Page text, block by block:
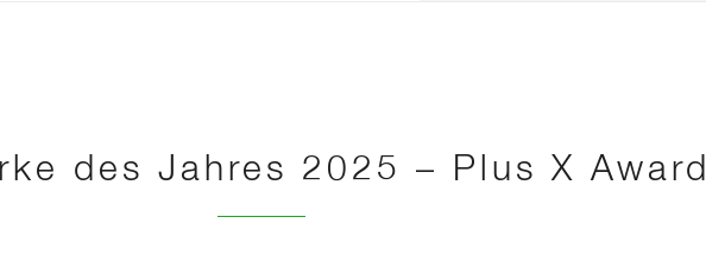
des Jahres 2025 – Plus X Award